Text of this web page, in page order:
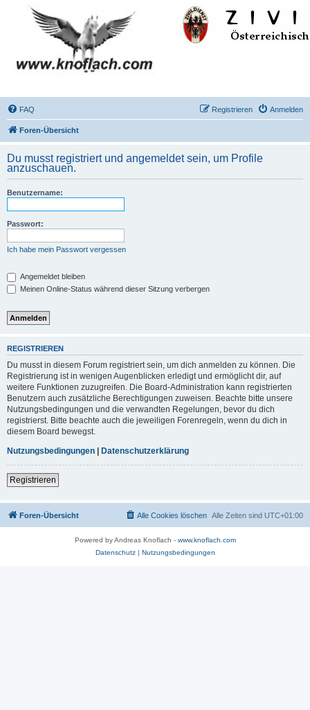
FAQ Anmelden
Registrieren
Foren-Übersicht
Du musst registriert und angemeldet sein, um Profile
anzuschauen.
Benutzername:
Passwort:
Ich habe mein Passwort vergessen
Angemeldet bleiben
Meinen Online-Status während dieser Sitzung verbergen
REGISTRIEREN
Du musst in diesem Forum registriert sein, um dich anmelden zu können. Die
Registrierung ist in wenigen Augenblicken erledigt und ermöglicht dir, auf
weitere Funktionen zuzugreifen. Die Board-Administration kann registrierten
Benutzern auch zusätzliche Berechtigungen zuweisen. Beachte bitte unsere
Nutzungsbedingungen und die verwandten Regelungen, bevor du dich
registrierst. Bitte beachte auch die jeweiligen Forenregeln, wenn du dich in
diesem Board bewegst.
Nutzungsbedingungen | Datenschutzerklärung
Registrieren
Foren-Übersicht Alle Zeiten sind UTC+01:00
Alle Cookies löschen
Powered by Andreas Knoflach - www.knoflach.com
Datenschutz| Nutzungsbedingungen